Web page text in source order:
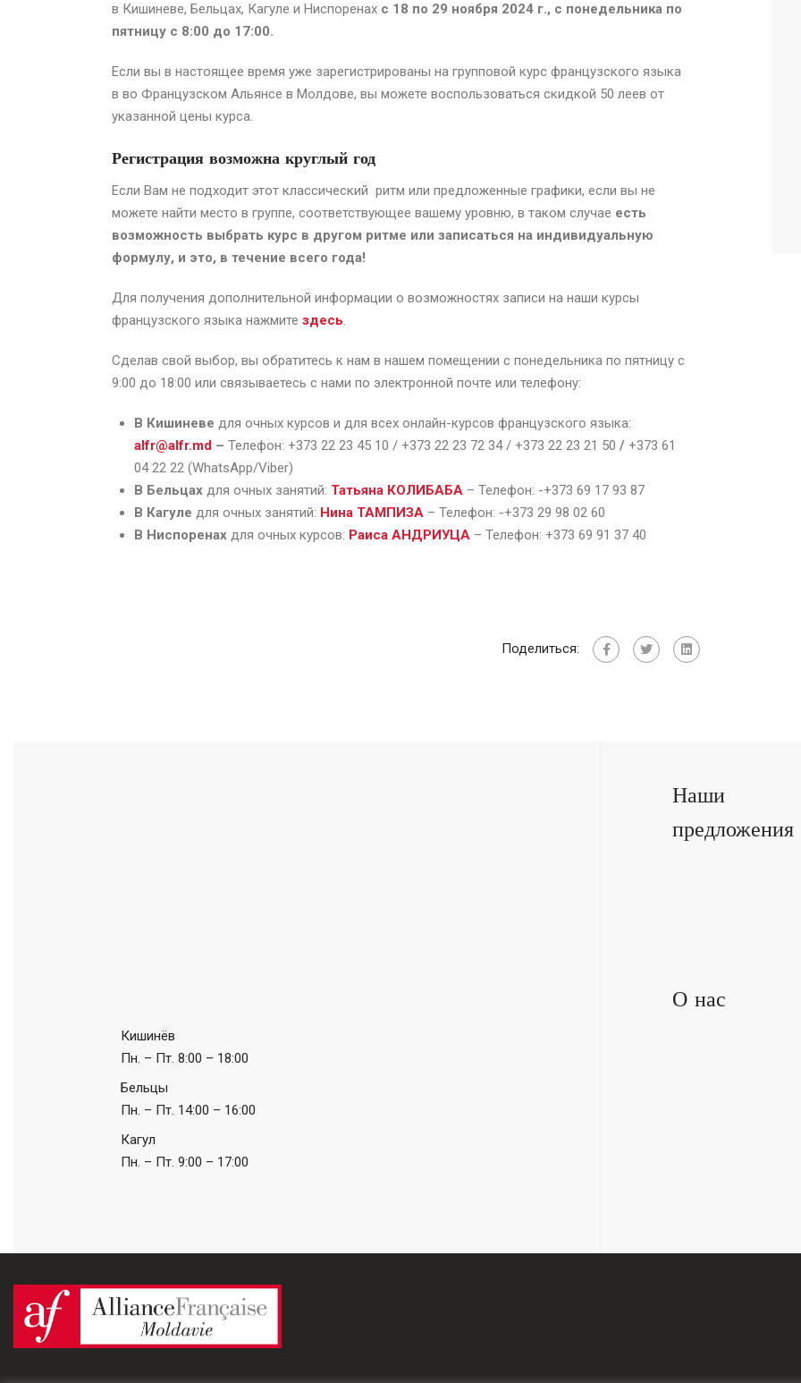
в Кишиневе, Бельцах, Кагуле и Ниспоренах с 18 по 29 ноября 2024 г., с понедельника по
пятницу с 8:00 до 17:00.
Если вы в настоящее время уже зарегистрированы на групповой курс французского языка
в во Французском Альянсе в Молдове, вы можете воспользоваться скидкой 50 леев от
указанной цены курса.
Регистрация возможна круглый год
Если Вам не подходит этот классический ритм или предложенные графики, если вы не
можете найти место в группе, соответствующее вашему уровню, в таком случае есть
возможность выбрать курс в другом ритме или записаться на индивидуальную
формулу, и это, в течение всего года!
Для получения дополнительной информации о возможностях записи на наши курсы
французского языка нажмите здесь.
Сделав свой выбор, вы обратитесь к нам в нашем помещении с понедельника по пятницу с
9:00 до 18:00 или связываетесь с нами по электронной почте или телефону:
В Кишиневе для очных курсов и для всех онлайн-курсов французского языка:
alfr@alfr.md – Телефон: +373 22 23 45 10 / +373 22 23 72 34 / +373 22 23 21 50 / +373 61
04 22 22 (WhatsApp/Viber)
В Бельцах для очных занятий: Татьяна КОЛИБАБА – Телефон: -+373 69 17 93 87
В Кагуле для очных занятий: Нина ТАМПИЗА – Телефон: -+373 29 98 02 60
В Ниспоренах для очных курсов: Раиса АНДРИУЦА – Телефон: +373 69 91 37 40
Поделиться:
Кишинёв
Пн. – Пт. 8:00 – 18:00
Бельцы
Пн. – Пт. 14:00 – 16:00
Кагул
Пн. – Пт. 9:00 – 17:00
Наши
предложения
О нас